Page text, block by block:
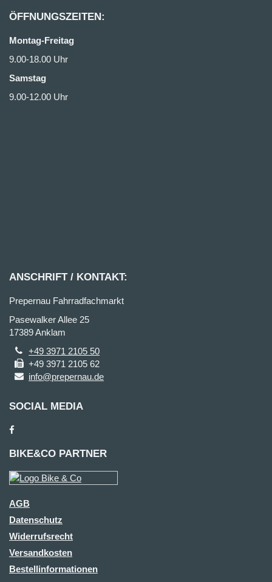
ÖFFNUNGSZEITEN:
Montag-Freitag
9.00-18.00 Uhr
Samstag
9.00-12.00 Uhr
ANSCHRIFT / KONTAKT:
Prepernau Fahrradfachmarkt
Pasewalker Allee 25
17389 Anklam
+49 3971 2105 50
+49 3971 2105 62
info@prepernau.de
SOCIAL MEDIA
BIKE&CO PARTNER
AGB
Datenschutz
Widerrufsrecht
Versandkosten
Bestellinformationen